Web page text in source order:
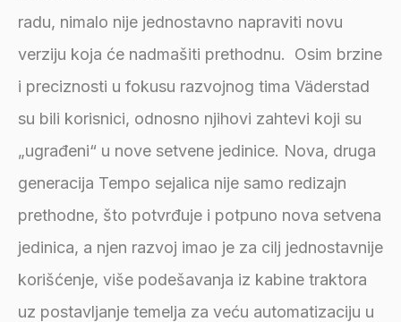
radu, nimalo nije jednostavno napraviti novu
verziju koja će nadmašiti prethodnu. Osim brzine
i preciznosti u fokusu razvojnog tima Väderstad
su bili korisnici, odnosno njihovi zahtevi koji su
„ugrađeni“ u nove setvene jedinice. Nova, druga
generacija Tempo sejalica nije samo redizajn
prethodne, što potvrđuje i potpuno nova setvena
jedinica, a njen razvoj imao je za cilj jednostavnije
korišćenje, više podešavanja iz kabine traktora
uz postavljanje temelja za veću automatizaciju u